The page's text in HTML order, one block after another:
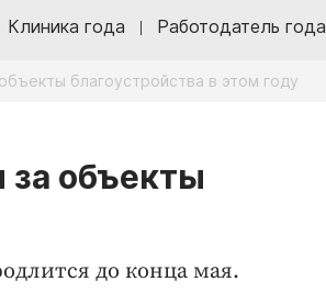
Клиника года Работодатель года
благоустройства в этом году
за объекты
до конца мая.